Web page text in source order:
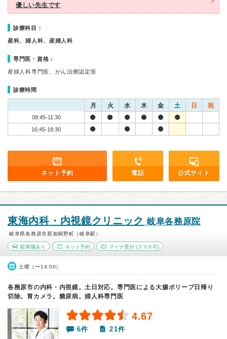
優しい先生です
診療科目：
産科、婦人科、産婦人科
専門医・資格：
産婦人科専門医、がん治療認定医
診療時間
月 火 水 木 金 土 日 祝
08:45-11:30
16:45-18:30
ネット予約 電話 公式サイト
東海内科・内視鏡クリニック 岐阜各務原院
岐阜県各務原市那加桐野町（岐阜駅）
駐車場あり ネット予約 マイナ受付 (スマホ可)
土曜（〜14:00）
各務原市の内科・内視鏡。土日対応。専門医による大腸ポリープ日帰り
切除。胃カメラ。糖尿病。婦人科専門医
4.67
6件 21件